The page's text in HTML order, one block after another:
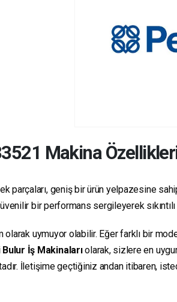
Makina
parçaları, geniş bir ürün yelpazesine
bir performans sergileyerek
olarak uymuyor olabilir. Eğer farklı bir
Bulur İş Makinalarıolarak, sizlere en
İletişime geçtiğiniz andan itibaren,